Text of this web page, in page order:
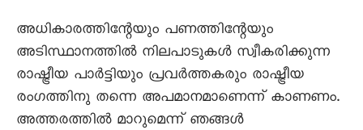
അധികാരത്തിന്റേയും പണത്തിന്റേയും
അടിസ്ഥാനത്തില്‍ നിലപാടുകള്‍ സ്വീകരിക്കുന്ന
രാഷ്ട്രീയ പാര്‍ട്ടിയും പ്രവര്‍ത്തകരും രാഷ്ട്രീയ
രംഗത്തിനു തന്നെ അപമാനമാണെന്ന് കാണണം.
അത്തരത്തില്‍ മാറുമെന്ന് ഞങ്ങൾ